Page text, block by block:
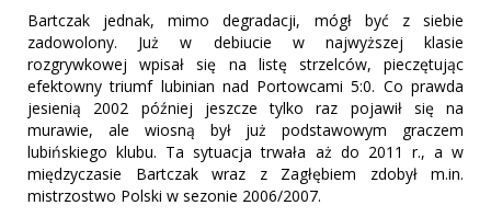
Bartczak jednak, mimo degradacji, mógł być z siebie
zadowolony. Już w debiucie w najwyższej klasie
rozgrywkowej wpisał się na listę strzelców, pieczętując
efektowny triumf lubinian nad Portowcami 5:0. Co prawda
jesienią 2002 później jeszcze tylko raz pojawił się na
murawie, ale wiosną był już podstawowym graczem
lubińskiego klubu. Ta sytuacja trwała aż do 2011 r., a w
międzyczasie Bartczak wraz z Zagłębiem zdobył m.in.
mistrzostwo Polski w sezonie 2006/2007.